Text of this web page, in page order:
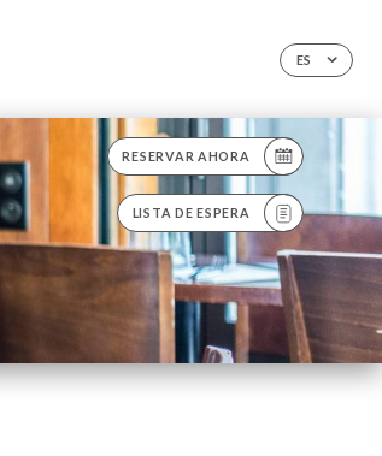
ES
RESERVAR AHORA
LISTA DE ESPERA